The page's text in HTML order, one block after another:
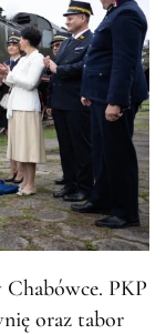
Chabówce. PKP
oraz tabor